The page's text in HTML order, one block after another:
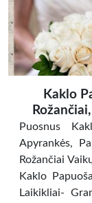
Kaklo
Puosnus
Apyrankės,
Rožančiai
Kaklo
Laikikliai-